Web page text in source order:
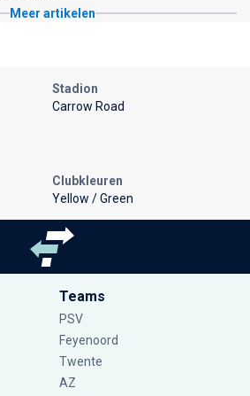
Meer artikelen
Stadion
Carrow Road
Clubkleuren
Yellow / Green
Teams
PSV
Feyenoord
Twente
AZ